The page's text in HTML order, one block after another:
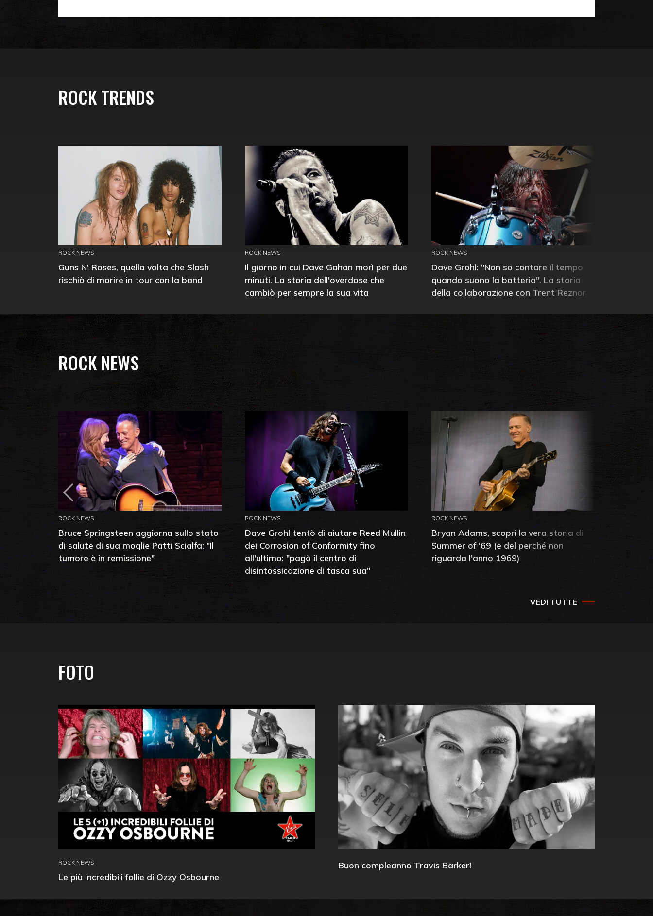
ROCK TRENDS
ROCK NEWS
Guns N' Roses, quella volta che Slash
rischiò di morire in tour con la band
ROCK NEWS
Il giorno in cui Dave Gahan morì per due
minuti. La storia dell'overdose che
cambiò per sempre la sua vita
ROCK NEWS
Dave Grohl: "Non so contare il tempo
quando suono la batteria". La storia
della collaborazione con Trent Reznor
ROCK NEWS
ROCK NEWS
Bruce Springsteen aggiorna sullo stato
di salute di sua moglie Patti Scialfa: "Il
tumore è in remissione"
ROCK NEWS
Dave Grohl tentò di aiutare Reed Mullin
dei Corrosion of Conformity fino
all'ultimo: "pagò il centro di
disintossicazione di tasca sua"
ROCK NEWS
Bryan Adams, scopri la vera storia di
Summer of ‘69 (e del perché non
riguarda l'anno 1969)
VEDI TUTTE
FOTO
ROCK NEWS
Le più incredibili follie di Ozzy Osbourne
Buon compleanno Travis Barker!